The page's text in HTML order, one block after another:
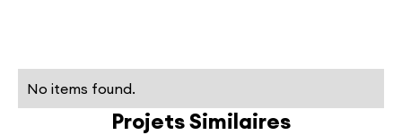
No items found.
Projets Similaires